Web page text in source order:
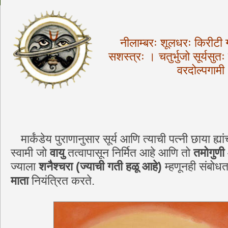
नीलाम्बरः शूलधरः
सशस्त्रः ।चतुर्भुजो
मार्कंडेय पुराणानुसार सूर्य आणि त्याची पत्नी छाया
स्वामी जोवायुतत्वापासून निर्मित आहे आणि तोतमोगुणी
ज्यालाशनैश्चरा(ज्याची गती हळू आहे) म्हणूनही
मातानियंत्रित करते.